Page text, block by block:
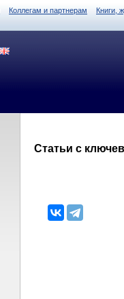
Коллегам и партнерам Книги,
Статьи с